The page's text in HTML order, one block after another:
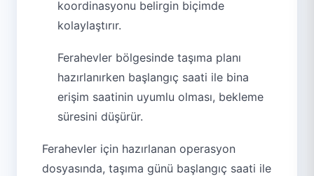
koordinasyonu belirgin biçimde
kolaylaştırır.
Ferahevler bölgesinde taşıma planı
hazırlanırken başlangıç saati ile bina
erişim saatinin uyumlu olması, bekleme
süresini düşürür.
Ferahevler için hazırlanan operasyon
dosyasında, taşıma günü başlangıç saati ile